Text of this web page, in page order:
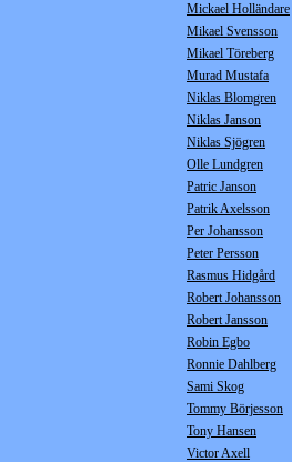
Mickael Holländare
Mikael Svensson
Mikael Töreberg
Murad Mustafa
Niklas Blomgren
Niklas Janson
Niklas Sjögren
Olle Lundgren
Patric Janson
Patrik Axelsson
Per Johansson
Peter Persson
Rasmus Hidgård
Robert Johansson
Robert Jansson
Robin Egbo
Ronnie Dahlberg
Sami Skog
Tommy Börjesson
Tony Hansen
Victor Axell